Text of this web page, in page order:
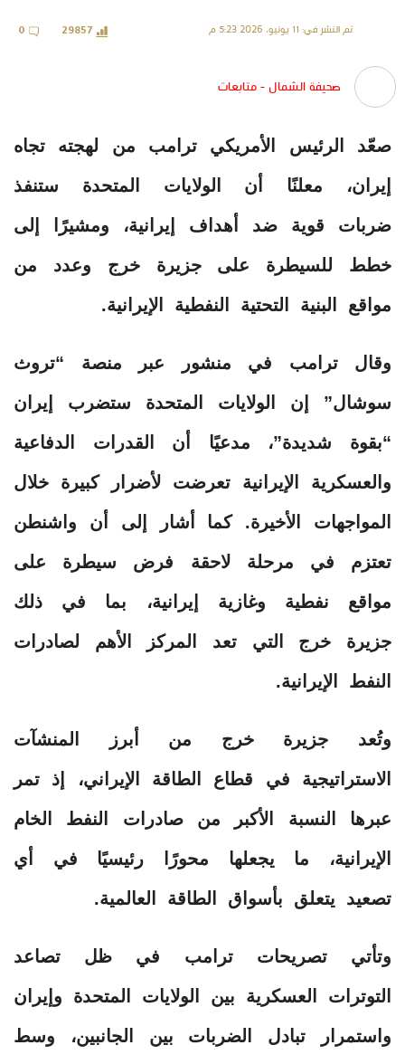
تم النشر في: 11 يونيو، 2026 5:23 م 29857
0
صحيفة الشمال - متابعات
صعّد الرئيس الأمريكي ترامب من لهجته تجاه
إيران، معلنًا أن الولايات المتحدة ستنفذ
ضربات قوية ضد أهداف إيرانية، ومشيرًا إلى
خطط للسيطرة على جزيرة خرج وعدد من
مواقع البنية التحتية النفطية الإيرانية.
وقال ترامب في منشور عبر منصة “تروث
سوشال” إن الولايات المتحدة ستضرب إيران
“بقوة شديدة”، مدعيًا أن القدرات الدفاعية
والعسكرية الإيرانية تعرضت لأضرار كبيرة خلال
المواجهات الأخيرة. كما أشار إلى أن واشنطن
تعتزم في مرحلة لاحقة فرض سيطرة على
مواقع نفطية وغازية إيرانية، بما في ذلك
جزيرة خرج التي تعد المركز الأهم لصادرات
النفط الإيرانية.
وتُعد جزيرة خرج من أبرز المنشآت
الاستراتيجية في قطاع الطاقة الإيراني، إذ تمر
عبرها النسبة الأكبر من صادرات النفط الخام
الإيرانية، ما يجعلها محورًا رئيسيًا في أي
تصعيد يتعلق بأسواق الطاقة العالمية.
وتأتي تصريحات ترامب في ظل تصاعد
التوترات العسكرية بين الولايات المتحدة وإيران
واستمرار تبادل الضربات بين الجانبين، وسط